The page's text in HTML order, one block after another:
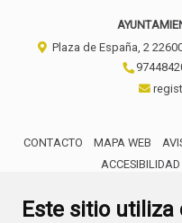
Este sitio utiliza
Plaza de España, 2
CONTACTO MAPA WEB
ACCESIBILIDAD